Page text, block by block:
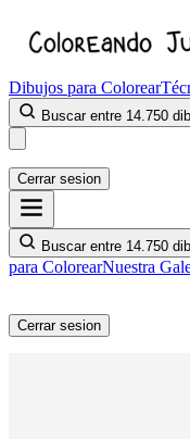
Dibujos para Colorear
Buscar entre 14.750
Cerrar sesion
Buscar entre 14.750
para ColorearNuestra
Cerrar sesion